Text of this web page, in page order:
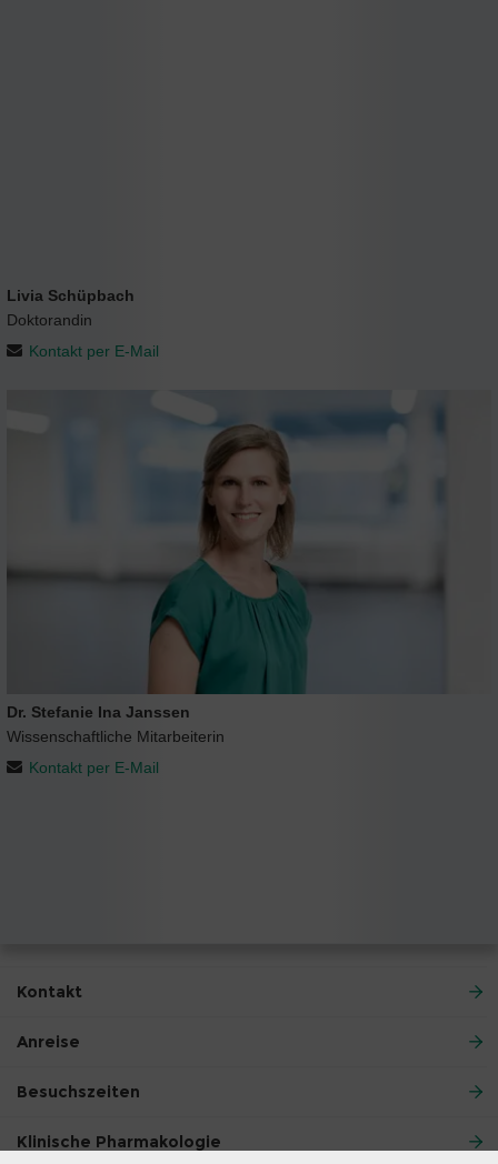
Livia Schüpbach
Doktorandin
Kontakt per E-Mail
Dr. Stefanie Ina Janssen
Wissenschaftliche Mitarbeiterin
Kontakt per E-Mail
Kontakt
Anreise
Besuchszeiten
Klinische Pharmakologie